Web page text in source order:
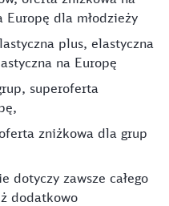
dla młodzieży
plus, elastyczna
na Europę
superoferta
zniżkowa dla grup
dotyczy zawsze całego
dodatkowo